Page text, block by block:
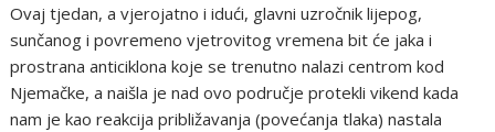
Ovaj tjedan, a vjerojatno i idući, glavni uzročnik lijepog,
sunčanog i povremeno vjetrovitog vremena bit će jaka i
prostrana anticiklona koje se trenutno nalazi centrom kod
Njemačke, a naišla je nad ovo područje protekli vikend kada
nam je kao reakcija približavanja (povećanja tlaka) nastala